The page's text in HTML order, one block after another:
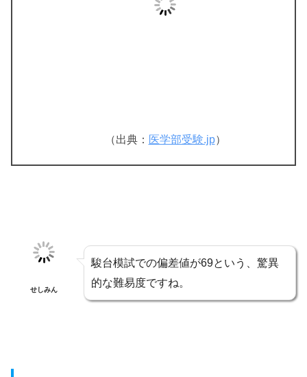
（出典： 医学部受験.jp）
せしみん
駿台模試での偏差値が69という、驚異
的な難易度ですね。